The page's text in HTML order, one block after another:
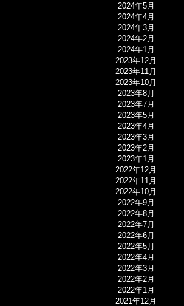
2024年5月
2024年4月
2024年3月
2024年2月
2024年1月
2023年12月
2023年11月
2023年10月
2023年8月
2023年7月
2023年5月
2023年4月
2023年3月
2023年2月
2023年1月
2022年12月
2022年11月
2022年10月
2022年9月
2022年8月
2022年7月
2022年6月
2022年5月
2022年4月
2022年3月
2022年2月
2022年1月
2021年12月